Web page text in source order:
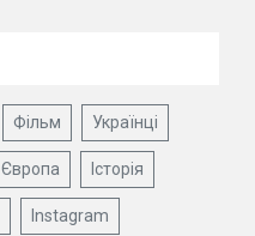
Фільм Українці
Європа Історія
Instagram